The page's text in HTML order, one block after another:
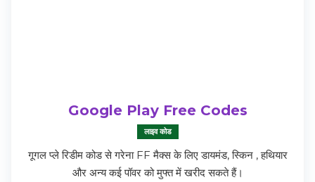
Google Play Free Codes
लाइव कोड
गूगल प्ले रिडीम कोड से गरेना FF मैक्स के लिए डायमंड, स्किन , हथियार
और अन्य कई पॉवर को मुफ्त में खरीद सकते हैं।